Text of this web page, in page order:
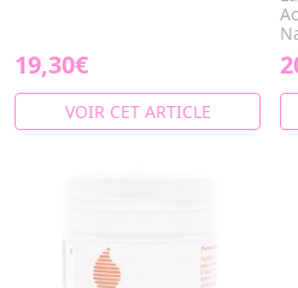
19,30€
VOIR CET ARTICLE